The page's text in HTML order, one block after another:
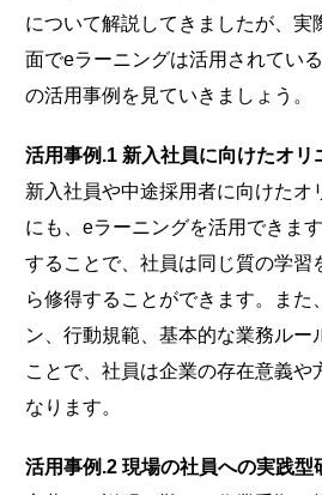
について解説してきましたが、実
面でeラーニングは活用されてい
の活用事例を見ていきましょう。
活用事例.1 新入社員に向けたオリ
新入社員や中途採用者に向けたオ
にも、eラーニングを活用できま
することで、社員は同じ質の学習
ら修得することができます。また
ン、行動規範、基本的な業務ルー
ことで、社員は企業の存在意義や
なります。
活用事例.2 現場の社員への実践型